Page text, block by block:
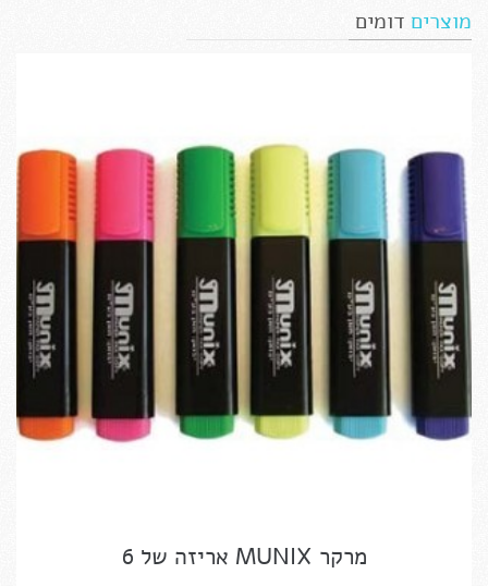
מוצרים דומים
מרקר MUNIX אריזה של 6